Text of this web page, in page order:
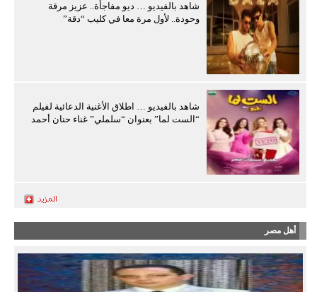
شاهد بالفيديو … ديو مفاجأة.. عزيز مرقة
وحودة.. لأول مرة معا في كليب “دقة”
شاهد بالفيديو … اطلاق الأغنية الدعائية لفيلم
“الست لما” بعنوان “سلملي” غناء حنان أحمد
أهل مصر